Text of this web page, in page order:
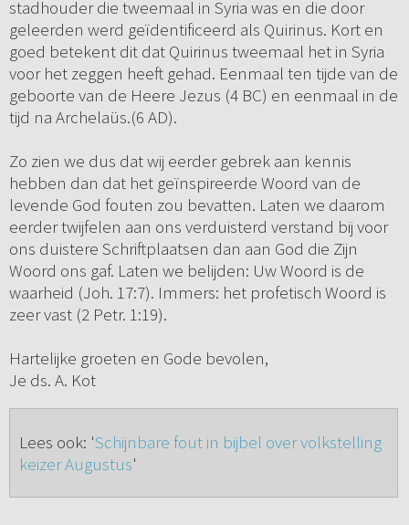
stadhouder die tweemaal in Syria was en die door
geleerden werd geïdentificeerd als Quirinus. Kort en
goed betekent dit dat Quirinus tweemaal het in Syria
voor het zeggen heeft gehad. Eenmaal ten tijde van de
geboorte van de Heere Jezus (4 BC) en eenmaal in de
tijd na Archelaüs.(6 AD).
Zo zien we dus dat wij eerder gebrek aan kennis
hebben dan dat het geïnspireerde Woord van de
levende God fouten zou bevatten. Laten we daarom
eerder twijfelen aan ons verduisterd verstand bij voor
ons duistere Schriftplaatsen dan aan God die Zijn
Woord ons gaf. Laten we belijden: Uw Woord is de
waarheid (Joh. 17:7). Immers: het profetisch Woord is
zeer vast (2 Petr. 1:19).
Hartelijke groeten en Gode bevolen,
Je ds. A. Kot
Lees ook: 'Schijnbare fout in bijbel over volkstelling
keizer Augustus'